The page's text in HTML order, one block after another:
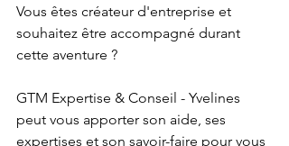
Vous êtes créateur d'entreprise et
souhaitez être accompagné durant
cette aventure ?
GTM Expertise & Conseil - Yvelines
peut vous apporter son aide, ses
expertises et son savoir-faire pour vous